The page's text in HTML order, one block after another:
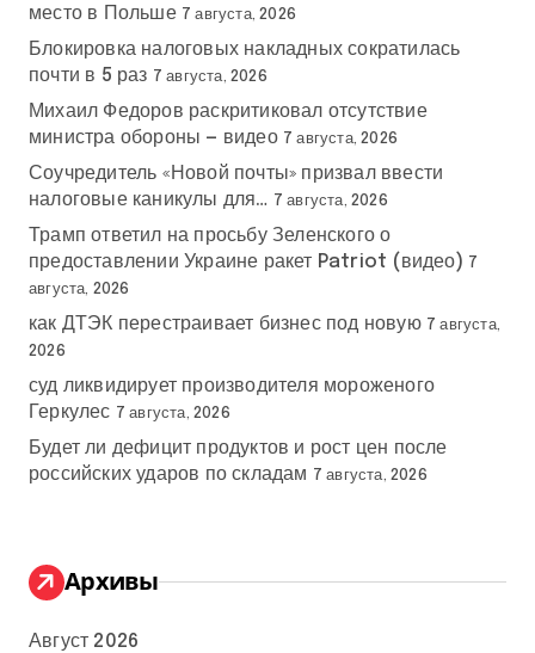
место в Польше 7 августа, 2026
Блокировка налоговых накладных сократилась
почти в 5 раз 7 августа, 2026
Михаил Федоров раскритиковал отсутствие
министра обороны — видео 7 августа, 2026
Соучредитель «Новой почты» призвал ввести
налоговые каникулы для… 7 августа, 2026
Трамп ответил на просьбу Зеленского о
предоставлении Украине ракет Patriot (видео) 7
августа, 2026
как ДТЭК перестраивает бизнес под новую 7 августа,
2026
суд ликвидирует производителя мороженого
Геркулес 7 августа, 2026
Будет ли дефицит продуктов и рост цен после
российских ударов по складам 7 августа, 2026
Архивы
Август 2026